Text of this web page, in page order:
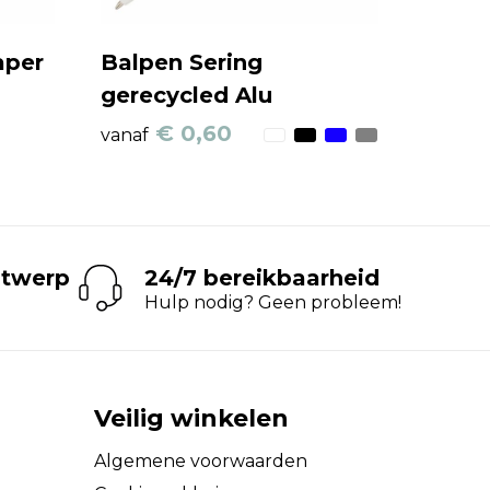
Balpen Sering
gerecycled Alu
vanaf € 0,60
24/7 bereikbaarheid
Hulp nodig? Geen probleem!
Veilig winkelen
Algemene voorwaarden